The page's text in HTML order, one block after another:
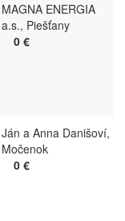
MAGNA ENERGIA
a.s., Piešťany
0 €
Ján a Anna Danišoví,
Močenok
0 €